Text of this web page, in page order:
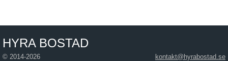
HYRA BOSTAD
kontakt@hyrabostad.se
© 2014-2026